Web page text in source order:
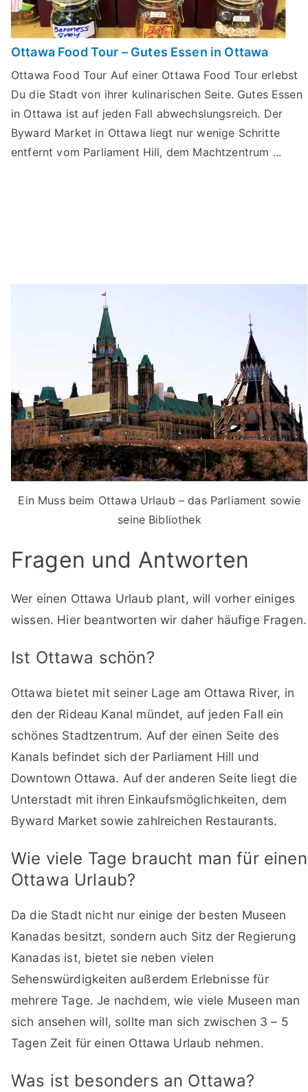
Ottawa Food Tour – Gutes Essen in Ottawa
Ottawa Food Tour Auf einer Ottawa Food Tour erlebst
Du die Stadt von ihrer kulinarischen Seite. Gutes Essen
in Ottawa ist auf jeden Fall abwechslungsreich. Der
Byward Market in Ottawa liegt nur wenige Schritte
entfernt vom Parliament Hill, dem Machtzentrum ...
Ein Muss beim Ottawa Urlaub – das Parliament sowie
seine Bibliothek
Fragen und Antworten
Wer einen Ottawa Urlaub plant, will vorher einiges
wissen. Hier beantworten wir daher häufige Fragen.
Ist Ottawa schön?
Ottawa bietet mit seiner Lage am Ottawa River, in
den der Rideau Kanal mündet, auf jeden Fall ein
schönes Stadtzentrum. Auf der einen Seite des
Kanals befindet sich der Parliament Hill und
Downtown Ottawa. Auf der anderen Seite liegt die
Unterstadt mit ihren Einkaufsmöglichkeiten, dem
Byward Market sowie zahlreichen Restaurants.
Wie viele Tage braucht man für einen
Ottawa Urlaub?
Da die Stadt nicht nur einige der besten Museen
Kanadas besitzt, sondern auch Sitz der Regierung
Kanadas ist, bietet sie neben vielen
Sehenswürdigkeiten außerdem Erlebnisse für
mehrere Tage. Je nachdem, wie viele Museen man
sich ansehen will, sollte man sich zwischen 3 – 5
Tagen Zeit für einen Ottawa Urlaub nehmen.
Was ist besonders an Ottawa?